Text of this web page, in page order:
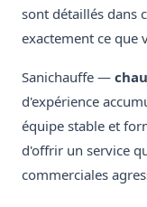
sont détaillés dans
exactement ce que
Sanichauffe —
d'expérience
équipe stable et
d'offrir un service
commerciales